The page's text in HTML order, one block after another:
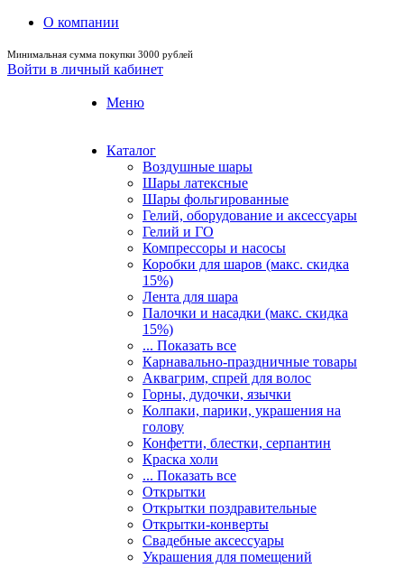
О компании
Минимальная сумма покупки 3000 рублей
Войти в личный кабинет
Меню
Каталог
Воздушные шары
Шары латексные
Шары фольгированные
Гелий, оборудование и аксессуары
Гелий и ГО
Компрессоры и насосы
Коробки для шаров (макс. скидка
15%)
Лента для шара
Палочки и насадки (макс. скидка
15%)
... Показать все
Карнавально-праздничные товары
Аквагрим, спрей для волос
Горны, дудочки, язычки
Колпаки, парики, украшения на
голову
Конфетти, блестки, серпантин
Краска холи
... Показать все
Открытки
Открытки поздравительные
Открытки-конверты
Свадебные аксессуары
Украшения для помещений